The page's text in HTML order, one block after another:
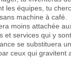
les équipes, tu
machine à café.
moins attachée
et services qui y
se substituera
ceux qui gravitent